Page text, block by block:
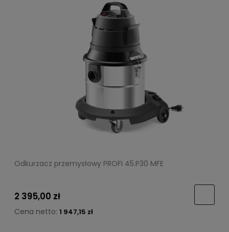
Odkurzacz przemysłowy PROFI 45.P30 MFE
2 395,00 zł
Cena netto: 1 947,15 zł